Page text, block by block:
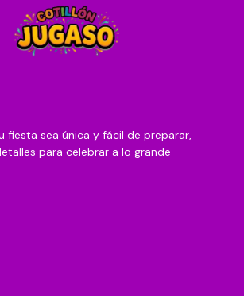
fiesta sea única y fácil de preparar,
para celebrar a lo grande